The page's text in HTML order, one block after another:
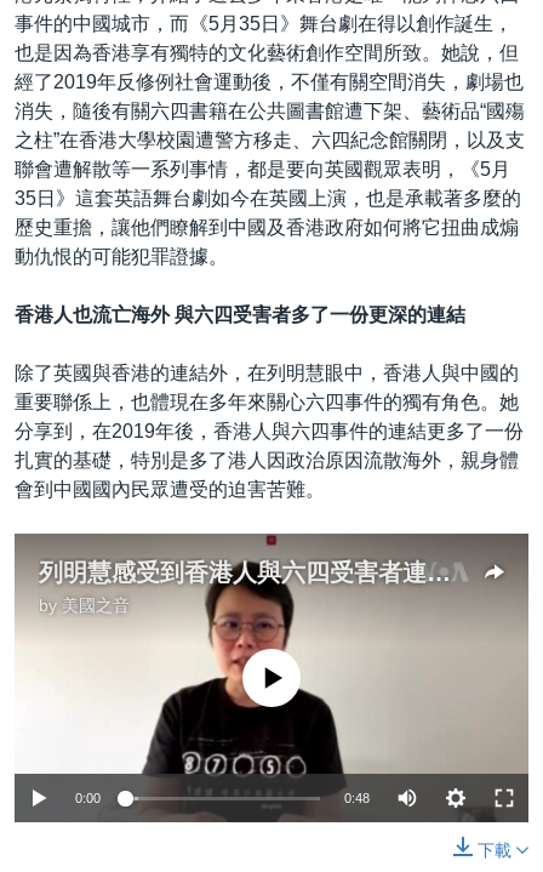
事件的中國城市，而《5月35日》舞台劇在得以創作誕生，
也是因為香港享有獨特的文化藝術創作空間所致。她說，但
經了2019年反修例社會運動後，不僅有關空間消失，劇場也
消失，隨後有關六四書籍在公共圖書館遭下架、藝術品“國殤
之柱”在香港大學校園遭警方移走、六四紀念館關閉，以及支
聯會遭解散等一系列事情，都是要向英國觀眾表明，《5月
35日》這套英語舞台劇如今在英國上演，也是承載著多麼的
歷史重擔，讓他們瞭解到中國及香港政府如何將它扭曲成煽
動仇恨的可能犯罪證據。
香港人也流亡海外 與六四受害者多了一份更深的連結
除了英國與香港的連結外，在列明慧眼中，香港人與中國的
重要聯係上，也體現在多年來關心六四事件的獨有角色。她
分享到，在2019年後，香港人與六四事件的連結更多了一份
扎實的基礎，特別是多了港人因政治原因流散海外，親身體
會到中國國內民眾遭受的迫害苦難。
列明慧感受到香港人與六四受害者連結更深
by 美國之音
No media source currently available
0:00 0:48
下載